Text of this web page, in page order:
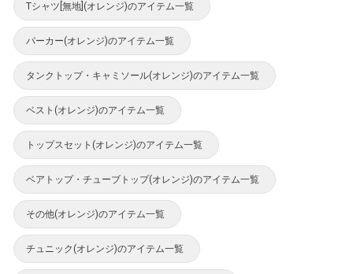
Tシャツ[無地](オレンジ)のアイテム一覧
パーカー(オレンジ)のアイテム一覧
タンクトップ・キャミソール(オレンジ)のアイテム一覧
ベスト(オレンジ)のアイテム一覧
トップスセット(オレンジ)のアイテム一覧
ベアトップ・チューブトップ(オレンジ)のアイテム一覧
その他(オレンジ)のアイテム一覧
チュニック(オレンジ)のアイテム一覧